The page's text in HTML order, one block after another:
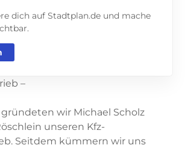
dich auf Stadtplan.de und mache
–
gründeten wir Michael Scholz
unseren Kfz-
Seitdem kümmern wir uns